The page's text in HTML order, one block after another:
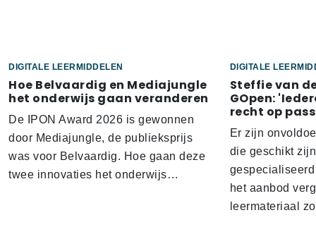
DIGITALE LEERMIDDELEN
Hoe Belvaardig en Mediajungle
het onderwijs gaan veranderen
De IPON Award 2026 is gewonnen
door Mediajungle, de publieksprijs
was voor Belvaardig. Hoe gaan deze
twee innovaties het onderwijs…
DIGITALE
Steffie van
GOpen:
recht op
Er zijn
die geschikt
het aanbod
leermateriaal